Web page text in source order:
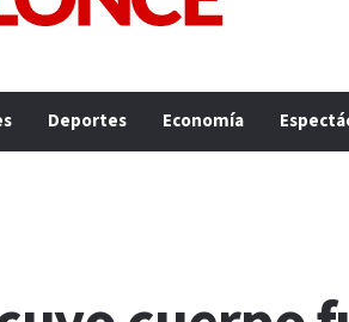
Deportes Economía